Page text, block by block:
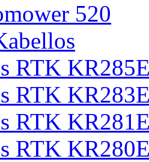
520
RTK
RTK
RTK
RTK